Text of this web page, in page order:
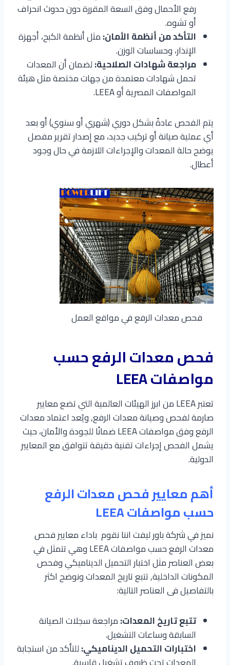
رفع الأحمال وفق السعة المقررة دون حدوث انحراف
أو تشوه.
التأكد من أنظمة الأمان:مثل أنظمة الكبح، أجهزة
الإنذار، وحساسات الوزن.
مراجعة شهادات الصلاحية:لضمان أن المعدات
تحمل شهادات معتمدة من جهات مختصة مثل هيئة
المواصفات المصرية أو LEEA.
يتم الفحص عادةً بشكل دوري (شهري أو سنوي) أو بعد
أي عملية صيانة أو تركيب جديد، مع إصدار تقرير مفصل
يوضح حالة المعدات والإجراءات اللازمة في حال وجود
أعطال.
فحص معدات الرفع في مواقع العمل
فحص معدات الرفع حسب
مواصفات LEEA
تعتبر LEEA من ابرز الهيئات العالمية التي تضع معايير
صارمة لفحص وصيانة معدات الرفع, ويُعد اعتماد معدات
الرفع وفق مواصفات LEEA ضمانًا للجودة والأمان، حيث
يشمل الفحص إجراءات تقنية دقيقة تتوافق مع المعايير
الدولية.
أهم معايير فحص معدات الرفع
حسب مواصفات LEEA
نميز في شركة باور ليفت اننا نقوم باداء معايير فحص
معدات الرفع حسب مواصفات LEEA وهي تتمثل في
بعض العناصر مثل اختبار التحميل الديناميكي وفحص
المكونات الداخلية, تتبع تاريخ المعدات ونوضح اكثر
بالتفاصيل فى العناصر التالية:
تتبع تاريخ المعدات:مراجعة سجلات الصيانة
السابقة وساعات التشغيل.
اختبارات التحميل الديناميكي:للتأكد من استجابة